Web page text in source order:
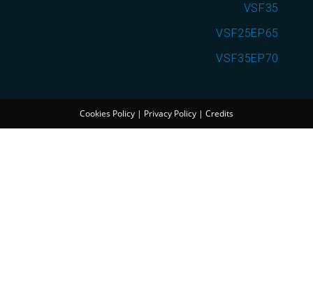
VSF35
VSF25EP65
VSF35EP70
Cookies Policy | Privacy Policy | Credits